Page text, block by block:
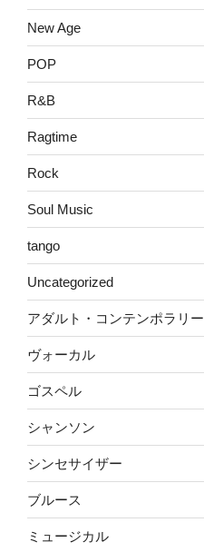
New Age
POP
R&B
Ragtime
Rock
Soul Music
tango
Uncategorized
アダルト・コンテンポラリー
ヴォーカル
ゴスペル
シャンソン
シンセサイザー
ブルース
ミュージカル